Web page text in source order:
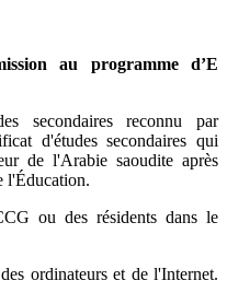
au programme d’E
secondaires reconnu par
d'études secondaires qui
de l'Arabie saoudite après
l'Éducation.
ou des résidents dans le
ordinateurs et de l'Internet.